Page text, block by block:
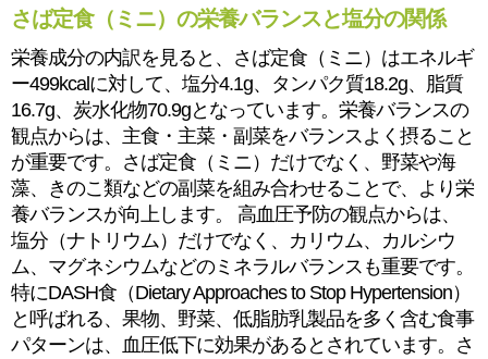
さば定食（ミニ）の栄養バランスと塩分の関係
栄養成分の内訳を見ると、さば定食（ミニ）はエネルギ
ー499kcalに対して、塩分4.1g、タンパク質18.2g、脂質
16.7g、炭水化物70.9gとなっています。栄養バランスの
観点からは、主食・主菜・副菜をバランスよく摂ること
が重要です。さば定食（ミニ）だけでなく、野菜や海
藻、きのこ類などの副菜を組み合わせることで、より栄
養バランスが向上します。 高血圧予防の観点からは、
塩分（ナトリウム）だけでなく、カリウム、カルシウ
ム、マグネシウムなどのミネラルバランスも重要です。
特にDASH食（Dietary Approaches to Stop Hypertension）
と呼ばれる、果物、野菜、低脂肪乳製品を多く含む食事
パターンは、血圧低下に効果があるとされています。さ